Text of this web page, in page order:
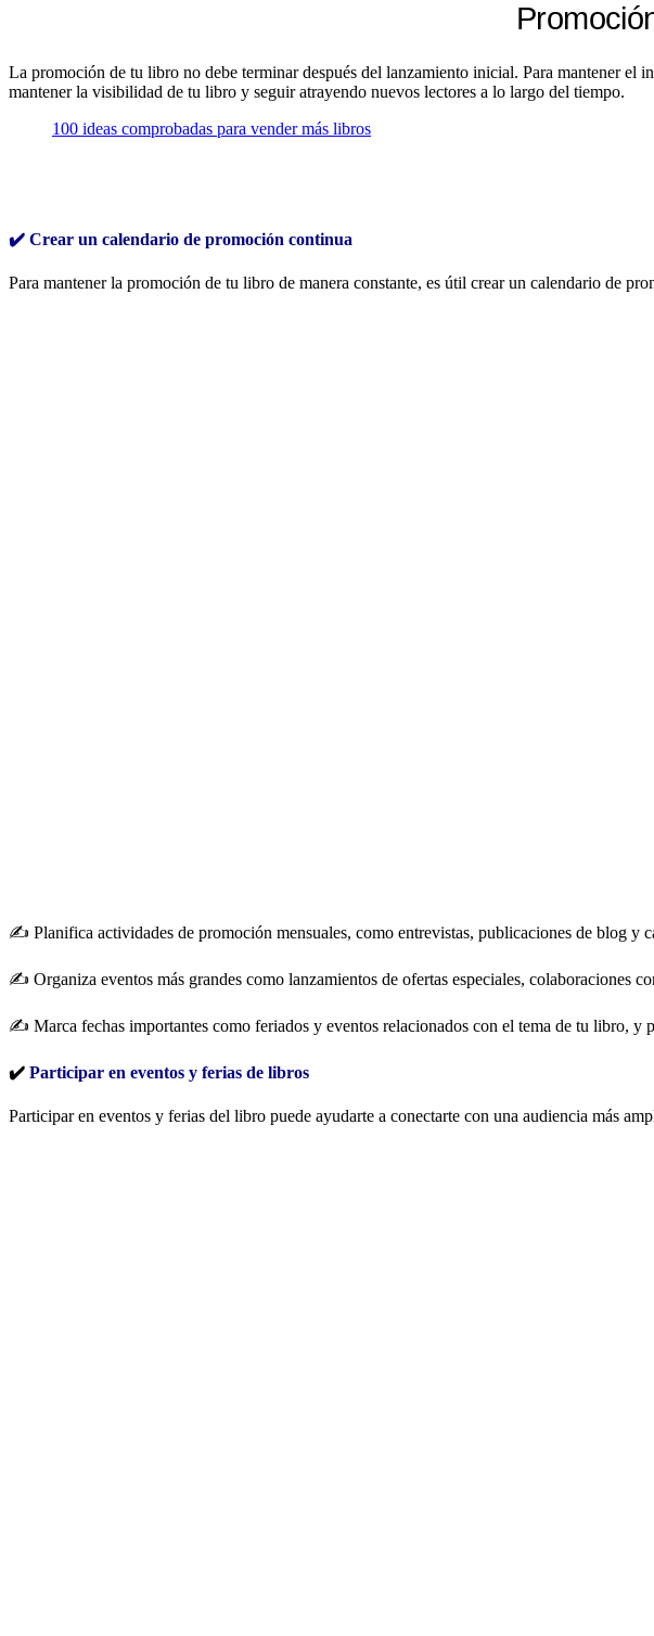
La promoción de tu libro no debe terminar después del lanzamiento inicial. Para mantener el
mantener la visibilidad de tu libro y seguir atrayendo nuevos lectores a lo largo del tiempo.
100 ideas comprobadas para vender más libros
✔️ Crear un calendario de promoción continua
Para mantener la promoción de tu libro de manera constante, es útil crear un calendario de
✍️ ​Planifica actividades de promoción mensuales, como entrevistas, publicaciones de blog y
✍️ ​Organiza eventos más grandes como lanzamientos de ofertas especiales, colaboraciones
✍️ ​Marca fechas importantes como feriados y eventos relacionados con el tema de tu libro, y
✔️ Participar en eventos y ferias de libros
Participar en eventos y ferias del libro puede ayudarte a conectarte con una audiencia más